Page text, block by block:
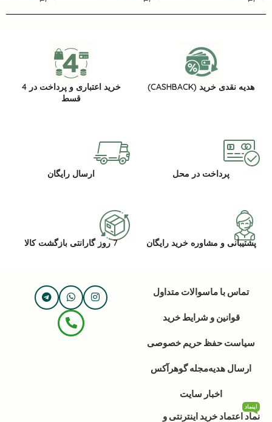
هدیه نقدی خرید (CASHBACK)
خرید اعتباری و پرداخت در 4
قسط
پرداخت در محل ارسال رایگان
پشتیبانی و مشاوره خرید رایگان 7 روز گارانتی بازگشت کالا
تماس با ماسوالات متداول
قوانین و شرایط خرید
سیاست حفظ حریم خصوصی
ارسال هدیهمجله گوهرآکس
اخبار سایت
نماد اعتماد خرید اینترنتی و
اینماد